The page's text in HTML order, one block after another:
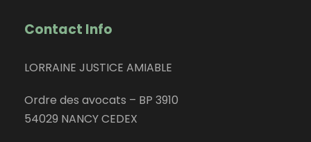
Contact Info
LORRAINE JUSTICE AMIABLE
Ordre des avocats – BP 3910
54029 NANCY CEDEX